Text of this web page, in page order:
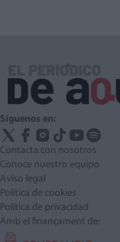
Síguenos en:
Contacta con nosotros
Conoce nuestro equipo
Aviso legal
Política de cookies
Política de privacidad
Amb el finançament de: